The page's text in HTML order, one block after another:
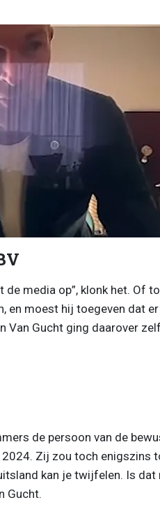
de media op”, klonk het. Of
en moest hij toegeven dat
Van Gucht ging daarover
de persoon van de
Zij zou toch enigszins
kan je twijfelen. Is dat
Gucht.